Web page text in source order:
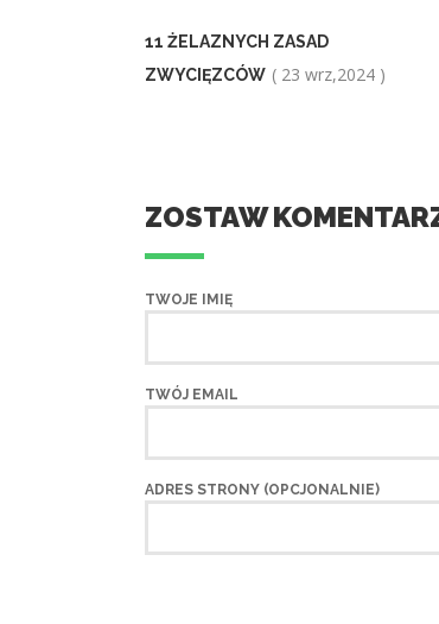
11 ŻELAZNYCH ZASAD
ZWYCIĘZCÓW ( 23 wrz,2024 )
ZOSTAW
TWOJE IMIĘ
TWÓJ EMAIL
ADRES STRONY (OPCJONALNIE)